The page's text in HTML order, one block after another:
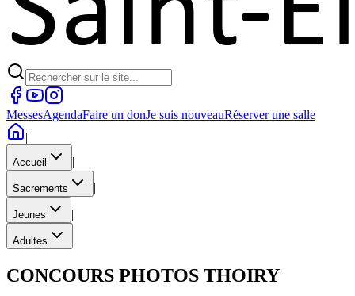
MessesAgendaFaire un donJe suis nouveauRéserver une salle
|
Accueil |
Sacrements |
Jeunes |
Adultes
CONCOURS PHOTOS THOIRY